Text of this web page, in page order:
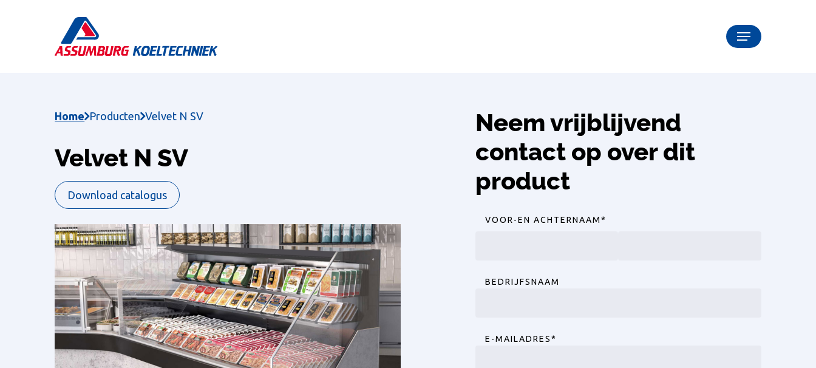
Menu
Home Producten Velvet N SV
Velvet N SV
Download catalogus
Neem vrijblijvend
contact op over dit
product
VOOR-EN ACHTERNAAM*
BEDRIJFSNAAM
E-MAILADRES*